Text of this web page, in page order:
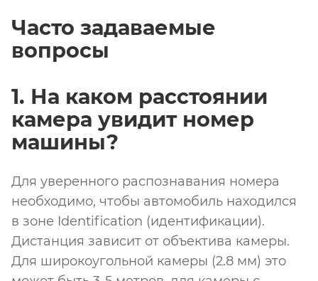
Часто задаваемые
вопросы
1. На каком расстоянии
камера увидит номер
машины?
Для уверенного распознавания номера
необходимо, чтобы автомобиль находился
в зоне Identification (идентификации).
Дистанция зависит от объектива камеры.
Для широкоугольной камеры (2.8 мм) это